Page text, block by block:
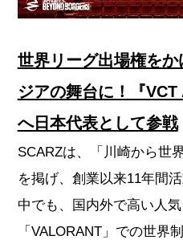
世界リーグ出場権を
ジアの舞台に！『
へ日本代表として参戦
SCARZは、「川崎から世
を掲げ、創業以来11年間
中でも、国内外で高い人
「VALORANT」での世界